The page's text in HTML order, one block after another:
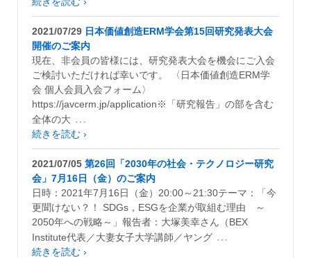
2021/07/29 日本価値創造ERM学会第15回研究発表大会
開催のご案内
現在、非会員の皆様には、研究発表大会を機会にご入会
ご検討いただければ幸いです。 〈日本価値創造ERM学
会 個人会員入会フォーム〉
https://javcerm.jp/application※「研究報告」の部を含む
全体の大 …
続きを読む ›
2021/07/05 第26回「2030年の社会・テクノロジー研究
会」7月16日（金）のご案内
日時：2021年7月16日（金）20:00～21:30テーマ：「今
更聞けない？！ SDGs，ESGを企業が取組む理由 ～
2050年への戦略～」報告者：大塚美幸さん（BEX
Institute代表／大妻女子大学講師／ヤング …
続きを読む ›